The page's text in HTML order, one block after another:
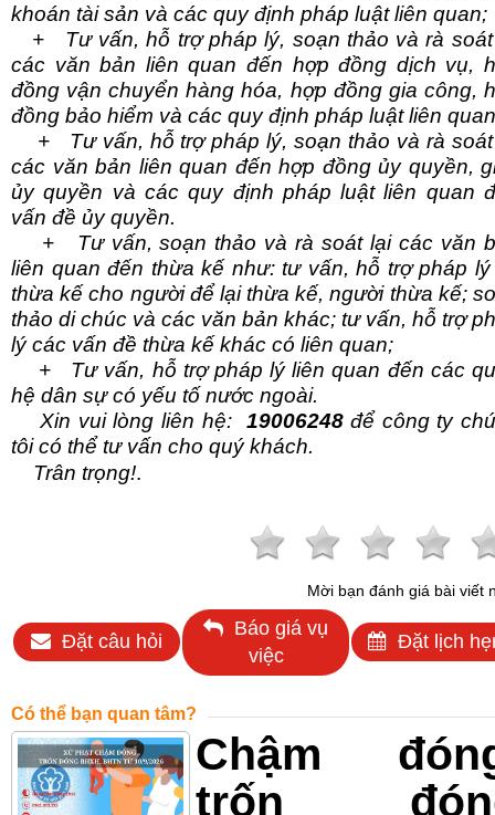
khoán tài sản và các quy định pháp luật liên quan;
+ Tư vấn, hỗ trợ pháp lý, soạn thảo và rà
các văn bản liên quan đến hợp đồng dịch vụ,
đồng vận chuyển hàng hóa, hợp đồng gia công,
đồng bảo hiểm và các quy định pháp luật liên
+ Tư vấn, hỗ trợ pháp lý, soạn thảo và rà
các văn bản liên quan đến hợp đồng ủy quyền,
ủy quyền và các quy định pháp luật liên quan
vấn đề ủy quyền.
+ Tư vấn, soạn thảo và rà soát lại các văn
liên quan đến thừa kế như: tư vấn, hỗ trợ pháp
thừa kế cho người để lại thừa kế, người thừa kế;
thảo di chúc và các văn bản khác; tư vấn, hỗ trợ
lý các vấn đề thừa kế khác có liên quan;
+ Tư vấn, hỗ trợ pháp lý liên quan đến các
hệ dân sự có yếu tố nước ngoài.
Xin vui lòng liên hệ:19006248để công ty
tôi có thể tư vấn cho quý khách.
Trân trọng!.
Mời bạn đánh giá bài viết
Đặt câu hỏi
Báo giá vụ
việc
Đặt lịch
Có thể bạn quan tâm?
Chậm
trốn